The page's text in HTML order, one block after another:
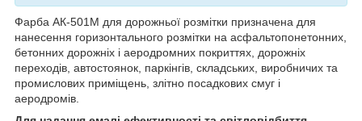
Фарба АК-501М для дорожньої розмітки призначена для
нанесення горизонтального розмітки на асфальтопонетонних,
бетонних дорожніх і аеродромних покриттях, дорожніх
переходів, автостоянок, паркінгів, складських, виробничих та
промислових приміщень, злітно посадкових смуг і
аеродромів.